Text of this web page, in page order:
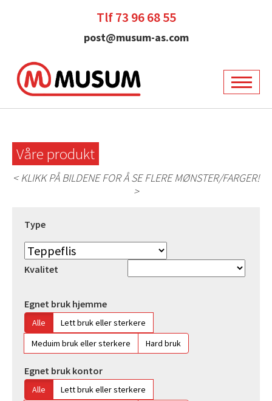
Tlf 73 96 68 55
post@musum-as.com
Våre produkt
< KLIKK PÅ BILDENE FOR Å SE FLERE MØNSTER/FARGER!
>
Type
Kvalitet
Egnet bruk hjemme
Alle
Lett bruk eller sterkere
Meduim bruk eller sterkere
Hard bruk
Egnet bruk kontor
Alle
Lett bruk eller sterkere